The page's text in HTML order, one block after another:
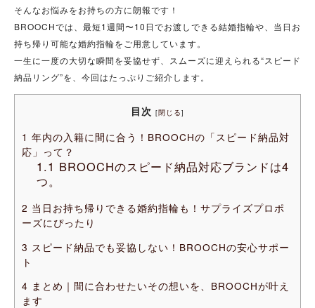
そんなお悩みをお持ちの方に朗報です！
BROOCHでは、最短1週間〜10日でお渡しできる結婚指輪や、当日お
持ち帰り可能な婚約指輪をご用意しています。
一生に一度の大切な瞬間を妥協せず、スムーズに迎えられる“スピード
納品リング”を、今回はたっぷりご紹介します。
目次 [閉じる]
1 年内の入籍に間に合う！BROOCHの「スピード納品対
応」って？
1.1 BROOCHのスピード納品対応ブランドは4
つ。
2 当日お持ち帰りできる婚約指輪も！サプライズプロポ
ーズにぴったり
3 スピード納品でも妥協しない！BROOCHの安心サポー
ト
4 まとめ｜間に合わせたいその想いを、BROOCHが叶え
ます